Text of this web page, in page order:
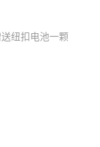
纽扣电池一颗